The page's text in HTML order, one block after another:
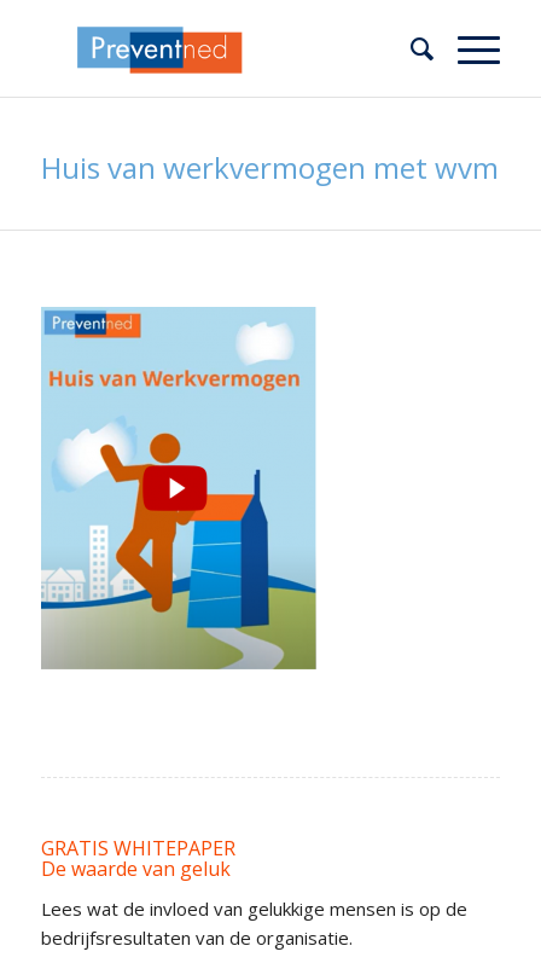
Huis van werkvermogen met wvm
GRATIS WHITEPAPER
De waarde van geluk
Lees wat de invloed van gelukkige mensen is op de
bedrijfsresultaten van de organisatie.